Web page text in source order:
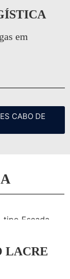
em
CABO DE
LACRE